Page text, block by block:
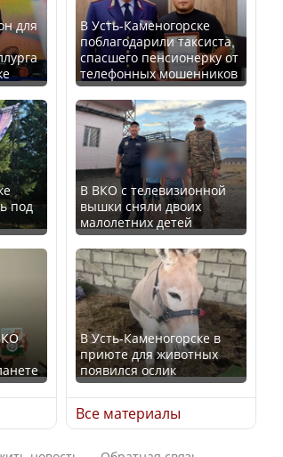
Азия
В России введены
дополнительные
ограничения для
казахстанских прав
Трамп официально
вступил в должность
президента США
Луну признали объектом
культурного наследия,
находящегося под
угрозой исчезновения
для
под
В Усть-Каменогорске
поблагодарили таксиста,
спасшего пенсионерку от
телефонных мошенников
В ВКО с телевизионной
вышки сняли двоих
малолетних детей
В Усть-Каменогорске в
приюте для животных
появился ослик
Все материалы